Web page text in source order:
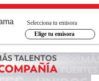
Selecciona tu emisora
Elige tu emisora